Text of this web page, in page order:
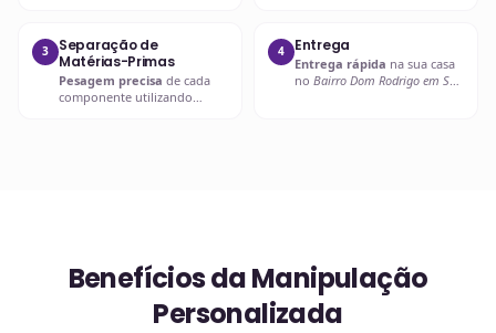
esclarecimentos.
3
Separação de
Matérias-Primas
Pesagem precisa de cada
componente utilizando
4 Entrega
Entrega rápida na sua casa
no Bairro Dom Rodrigo em São
Benefícios da Manipulação
Personalizada